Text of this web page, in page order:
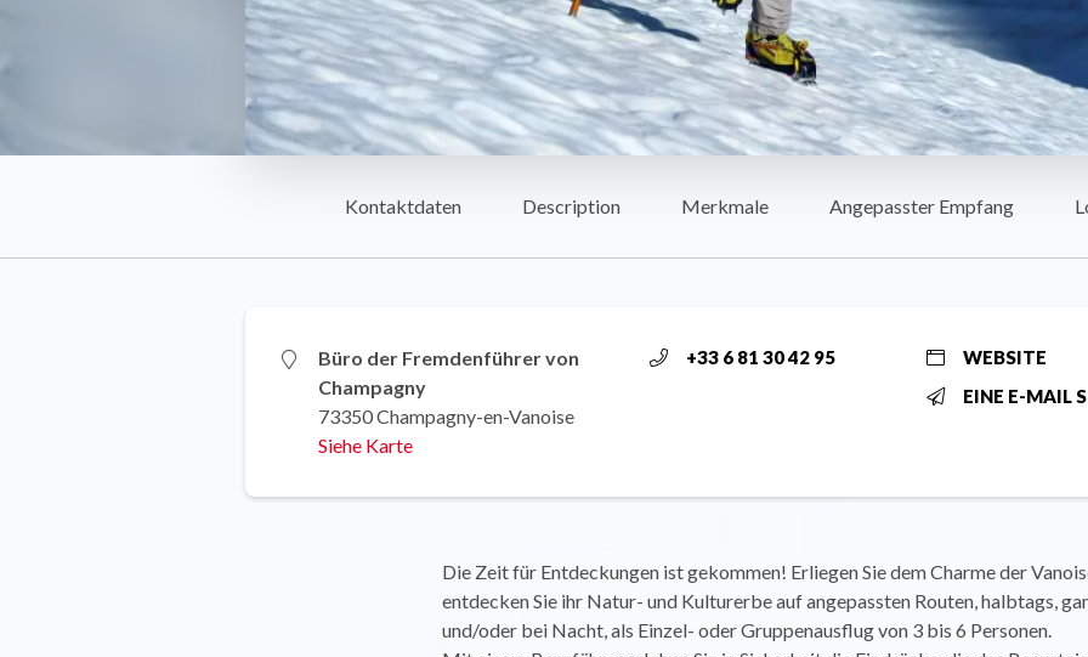
Kontaktdaten Description Merkmale Angepasster Empfang
Büro der Fremdenführer von
Champagny
73350 Champagny-en-Vanoise
Siehe Karte
+33 6 81 30 42 95
WEBSITE
EINE E-MAIL
Die Zeit für Entdeckungen ist gekommen! Erliegen Sie dem Charme der
entdecken Sie ihr Natur- und Kulturerbe auf angepassten Routen, halbtags,
und/oder bei Nacht, als Einzel- oder Gruppenausflug von 3 bis 6 Personen.